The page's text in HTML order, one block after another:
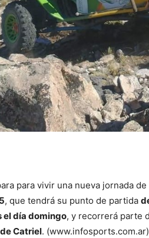
para vivir una nueva jornada
, que tendrá su punto de partida
el día domingo, y recorrerá parte
Catriel. (www.infosports.com.ar)